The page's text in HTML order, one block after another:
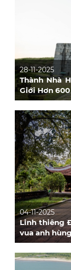
28-11-2025
Thành Nhà
Giới Hơn
04-11-2025
Linh thiêng
vua anh